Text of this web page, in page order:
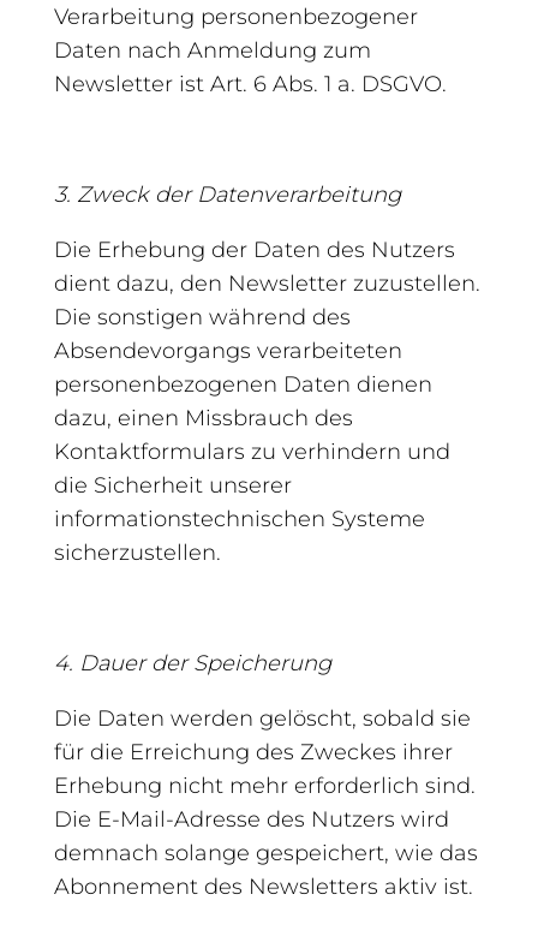
Verarbeitung personenbezogener
Daten nach Anmeldung zum
Newsletter ist Art. 6 Abs. 1 a. DSGVO.
3. Zweck der Datenverarbeitung
Die Erhebung der Daten des Nutzers
dient dazu, den Newsletter zuzustellen.
Die sonstigen während des
Absendevorgangs verarbeiteten
personenbezogenen Daten dienen
dazu, einen Missbrauch des
Kontaktformulars zu verhindern und
die Sicherheit unserer
informationstechnischen Systeme
sicherzustellen.
4. Dauer der Speicherung
Die Daten werden gelöscht, sobald sie
für die Erreichung des Zweckes ihrer
Erhebung nicht mehr erforderlich sind.
Die E-Mail-Adresse des Nutzers wird
demnach solange gespeichert, wie das
Abonnement des Newsletters aktiv ist.